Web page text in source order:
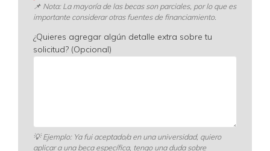
📌 Nota: La mayoría de las becas son parciales, por lo que es
importante considerar otras fuentes de financiamiento.
¿Quieres agregar algún detalle extra sobre tu
solicitud? (Opcional)
💡Ejemplo: Ya fui aceptado/a en una universidad, quiero
aplicar a una beca específica, tengo una duda sobre